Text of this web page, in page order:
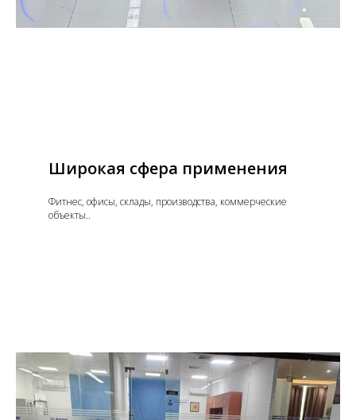
Широкая сфера применения
Фитнес, офисы, склады, производства, коммерческие
объекты..